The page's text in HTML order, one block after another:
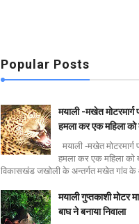
Popular Posts
मयाली -मखेत मोटरमार्ग
हमला कर एक महिला को
मयाली -मखेत मोटरमार्ग
हमला कर एक महिला को
विकासखंड जखोली के अन्तर्गत मखेत गांव
मयाली गुप्तकाशी मोटर
बाघ ने बनाया निवाला